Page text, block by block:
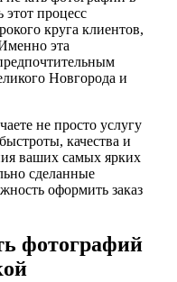
процесс
круга клиентов,
эта
Новгорода и
не просто услугу
качества и
ваших самых ярких
сделанные
оформить заказ
фотографий